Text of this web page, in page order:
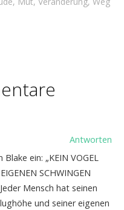
Antworten
ein: „KEIN VOGEL
SCHWINGEN
Mensch hat seinen
und seiner eigenen